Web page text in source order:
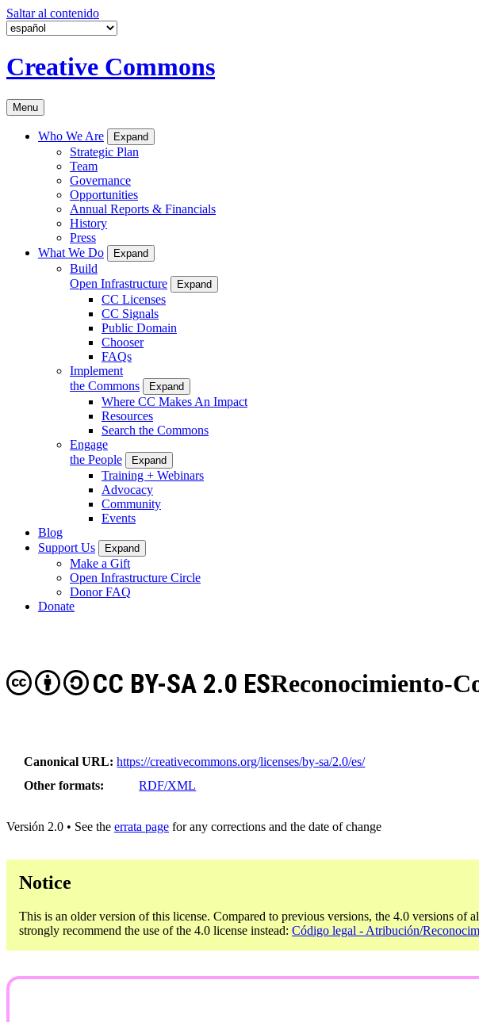
Saltar al contenido
Creative Commons
Menu
Who We Are Expand
Strategic Plan
Team
Governance
Opportunities
Annual Reports & Financials
History
Press
What We Do
Expand
Build
Open Infrastructure
Expand
CC Licenses
CC Signals
Public Domain
Chooser
FAQs
Implement
the Commons
Expand
Where CC Makes An Impact
Resources
Search the Commons
Engage
the People
Expand
Training + Webinars
Advocacy
Community
Events
Blog
Support Us
Expand
Make a Gift
Open Infrastructure Circle
Donor FAQ
Donate
Reconocimiento-
CC BY-SA 2.0 ES
Canonical URL
https://creativecommons.org/licenses/by-sa/2.0/es/
Other formats
RDF/XML
Versión 2.0 • See the errata page for any corrections and the date of change
Notice
This is an older version of this license. Compared to previous versions, the 4.0 versions of
strongly recommend the use of the 4.0 license instead: Código legal - Atribución/